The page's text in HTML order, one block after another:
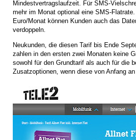
Mindestvertragslaufzeit. Für SMS-
mehr im Monat optional eine SMS-
Euro/Monat können Kunden auch das
verdoppeln.
Neukunden, die diesen Tarif bis Ende
zahlen in den ersten zwei Monaten keine
sowohl für den Grundtarif als auch für die
Zusatzoptionen, wenn diese von Anfang an